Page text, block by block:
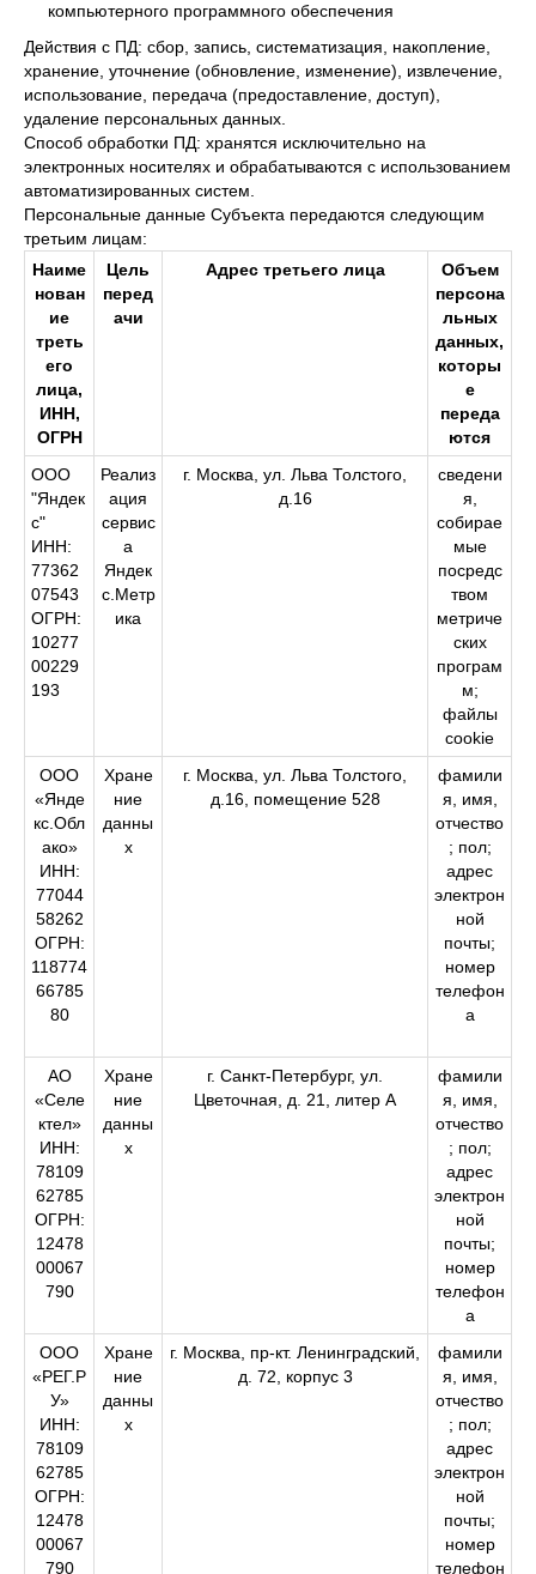
компьютерного программного обеспечения
Действия с ПД: сбор, запись, систематизация, накопление,
хранение, уточнение (обновление, изменение), извлечение,
использование, передача (предоставление, доступ),
удаление персональных данных.
Способ обработки ПД: хранятся исключительно на
электронных носителях и обрабатываются с использованием
автоматизированных систем.
Персональные данные Субъекта передаются следующим
третьим лицам:
Наиме
нован
ие
треть
его
лица,
ИНН,
ОГРН
Цель
перед
ачи
Адрес третьего лица
Объем
персона
льных
данных,
которы
е
переда
ются
ООО
"Яндек
с"
ИНН:
77362
07543
ОГРН:
10277
00229
193
Реализ
ация
сервис
а
Яндек
с.Метр
ика
г. Москва, ул. Льва Толстого,
д.16
сведени
я,
собирае
мые
посредс
твом
метриче
ских
програм
м;
файлы
соokіe
ООО
«Янде
кс.Обл
ако»
ИНН:
77044
58262
ОГРН:
118774
66785
80
Хране
ние
данны
х
г. Москва, ул. Льва Толстого,
д.16, помещение 528
фамили
я, имя,
отчество
; пол;
адрес
электрон
ной
почты;
номер
телефон
а
АО
«Селе
ктел»
ИНН:
78109
62785
ОГРН:
12478
00067
790
Хране
ние
данны
х
г. Санкт-Петербург, ул.
Цветочная, д. 21, литер А
фамили
я, имя,
отчество
; пол;
адрес
электрон
ной
почты;
номер
телефон
а
ООО
«РЕГ.Р
У»
ИНН:
78109
62785
ОГРН:
12478
00067
790
Хране
ние
данны
х
г. Москва, пр-кт. Ленинградский,
д. 72, корпус 3
фамили
я, имя,
отчество
; пол;
адрес
электрон
ной
почты;
номер
телефон